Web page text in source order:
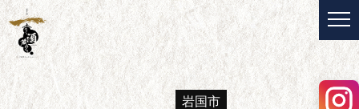
岩国市